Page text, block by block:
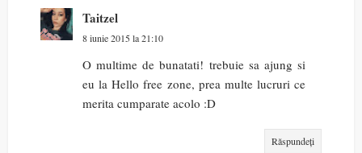
Taitzel
8 iunie 2015 la 21:10
O multime de bunatati! trebuie sa ajung si
eu la Hello free zone, prea multe lucruri ce
merita cumparate acolo :D
Răspundeți